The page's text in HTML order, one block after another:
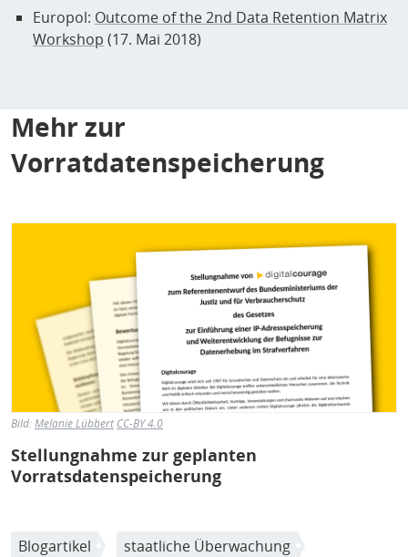
Europol: Outcome of the 2nd Data Retention Matrix
Workshop (17. Mai 2018)
Mehr zur
Vorratdatenspeicherung
Bild
Bild:Melanie Lübbert CC-BY 4.0
Stellungnahme zur geplanten
Vorratsdatenspeicherung
Blogartikel staatliche Überwachung